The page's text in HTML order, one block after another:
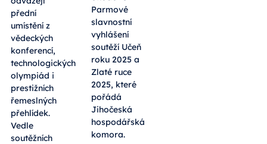
přední
umístění z
vědeckých
konferencí,
technologických
olympiád i
prestižních
řemeslných
přehlídek.
Vedle
soutěžních
Parmové
slavnostní
vyhlášení
soutěží Učeň
roku 2025 a
Zlaté ruce
2025, které
pořádá
Jihočeská
hospodářská
komora.